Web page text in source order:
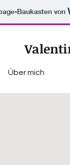
Baukasten von
Über mich